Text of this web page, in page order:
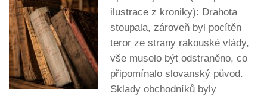
ilustrace z kroniky): Drahota
stoupala, zároveň byl pocítěn
teror ze strany rakouské vlády,
vše muselo být odstraněno, co
připomínalo slovanský původ.
Sklady obchodníků byly